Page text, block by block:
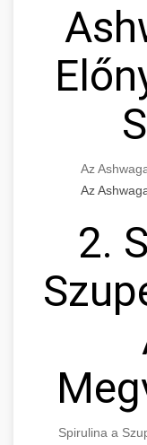
Az
Az
2.
Spirulina a